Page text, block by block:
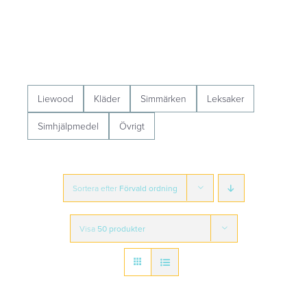
Liewood Kläder Simmärken Leksaker
Simhjälpmedel Övrigt
Sortera efter Förvald ordning
Visa 50 produkter